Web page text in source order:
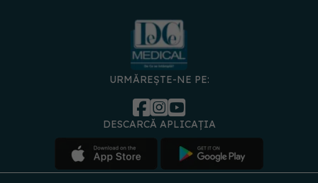
URMĂREȘTE-NE PE:
DESCARCĂ APLICAȚIA